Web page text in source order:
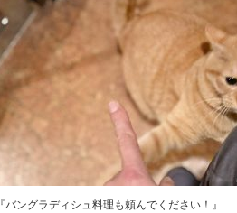
『バングラディシュ料理も頼んでください！』